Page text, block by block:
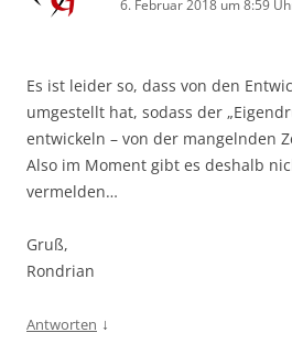
6. Februar 2018 um 8:59
Es ist leider so, dass von den
umgestellt hat, sodass der
entwickeln – von der mangelnden
Also im Moment gibt es deshalb
vermelden…
Gruß,
Rondrian
Antworten ↓